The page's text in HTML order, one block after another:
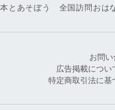
本とあそぼう 全国訪問おは
お問
広告掲載につい
特定商取引法に基